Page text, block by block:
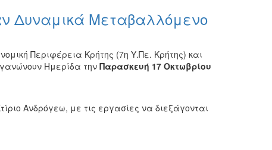
Δυναμικά Μεταβαλλόμενο
Περιφέρεια Κρήτης (7η Υ.Πε. Κρήτης) και
Ημερίδα την Παρασκευή 17 Οκτωβρίου
Ανδρόγεω, με τις εργασίες να διεξάγονται